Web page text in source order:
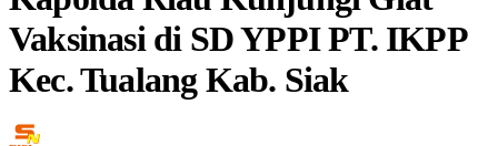
Vaksinasi di SD YPPI PT. IKPP
Kec. Tualang Kab. Siak